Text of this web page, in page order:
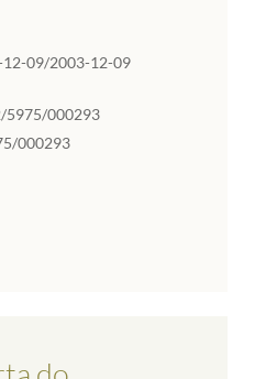
12-09/2003-12-09
5975/000293
000293